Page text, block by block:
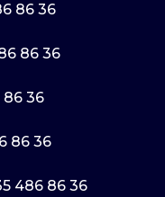
86 36
86 36
86 36
86 36
486 86 36